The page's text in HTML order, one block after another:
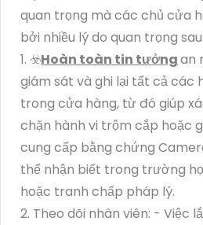
quan trọng mà các chủ cửa
bởi nhiều lý do quan trọng
1. ☣️Hoàn toàn tin tưởngan
giám sát và ghi lại tất cả các
trong cửa hàng, từ đó giúp
chặn hành vi trộm cắp hoặc
cung cấp bằng chứng
thể nhận biết trong trường
hoặc tranh chấp pháp lý.
2. Theo dõi nhân viên: - Việc